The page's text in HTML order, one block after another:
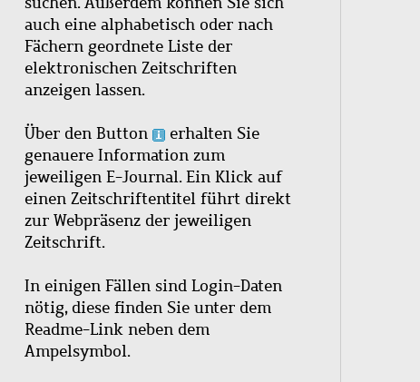
auch eine alphabetisch oder nach
Fächern geordnete Liste der
elektronischen Zeitschriften
anzeigen lassen.
Über den Button
erhalten Sie
genauere Information zum
jeweiligen E-Journal. Ein Klick auf
einen Zeitschriftentitel führt direkt
zur Webpräsenz der jeweiligen
Zeitschrift.
In einigen Fällen sind Login-Daten
nötig, diese finden Sie unter dem
Readme-Link neben dem
Ampelsymbol.